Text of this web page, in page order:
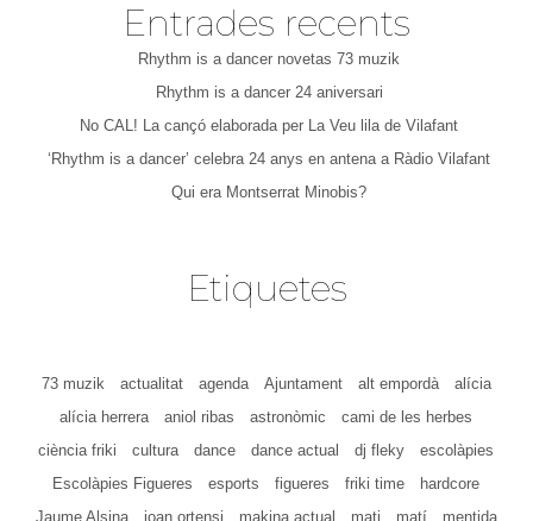
Entrades recents
Rhythm is a dancer novetas 73 muzik
Rhythm is a dancer 24 aniversari
No CAL! La cançó elaborada per La Veu lila de Vilafant
‘Rhythm is a dancer’ celebra 24 anys en antena a Ràdio Vilafant
Qui era Montserrat Minobis?
Etiquetes
73 muzik actualitat agenda Ajuntament alt empordà
alícia
alícia herrera
aniol ribas astronòmic
cami de les herbes
ciència friki
cultura dance dance actual dj fleky
escolàpies
Escolàpies Figueres
esports figueres friki time
hardcore
Jaume Alsina
joan ortensi makina actual mati matí
mentida